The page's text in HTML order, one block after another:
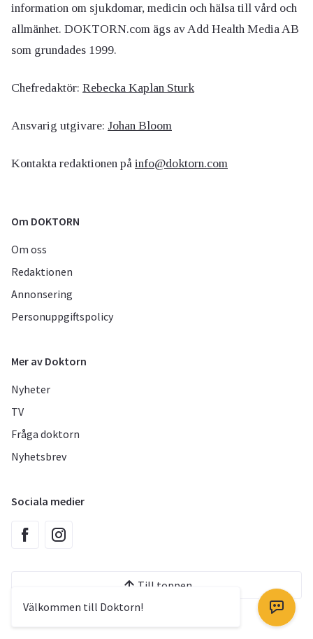
Välkommen till Doktorn!
information om sjukdomar, medicin och hälsa till vård och
allmänhet. DOKTORN.com ägs av Add Health Media AB
som grundades 1999.
Chefredaktör: Rebecka Kaplan Sturk
Ansvarig utgivare: Johan Bloom
Kontakta redaktionen på info@doktorn.com
Om DOKTORN
Om oss
Redaktionen
Annonsering
Personuppgiftspolicy
Mer av Doktorn
Nyheter
TV
Fråga doktorn
Nyhetsbrev
Sociala medier
Till toppen